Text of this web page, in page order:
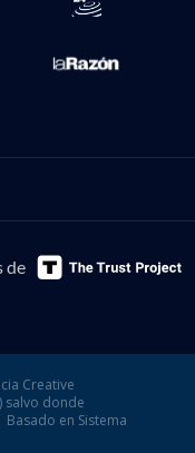
de
Creative
salvo donde
en Sistema